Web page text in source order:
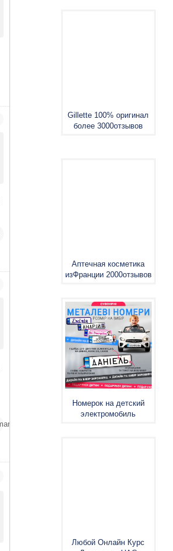
Gillette 100% оригинал
более 3000отзывов
Аптечная косметика
изФранции 2000отзывов
Номерок на детский
электромобиль
Любой Онлайн Курс